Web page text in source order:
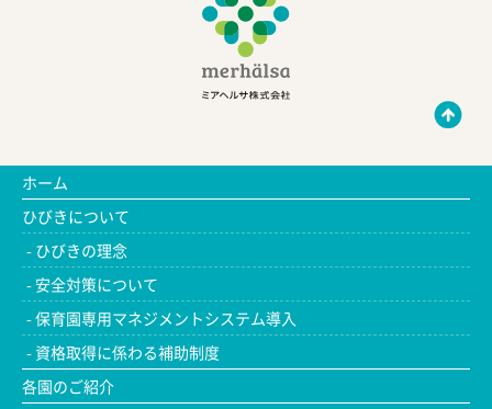
ホーム
ひびきについて
ひびきの理念
安全対策について
保育園専用マネジメントシステム導入
資格取得に係わる補助制度
各園のご紹介